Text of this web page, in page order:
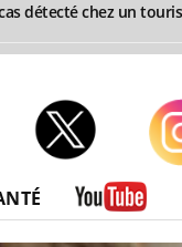
détecté chez un